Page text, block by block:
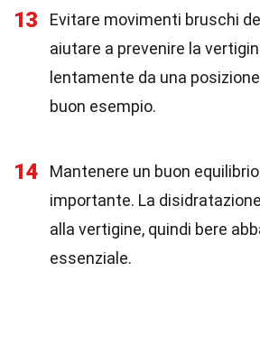
13
Evitare movimenti bruschi
aiutare a prevenire la
lentamente da una
buon esempio.
14
Mantenere un buon
importante. La
alla vertigine, quindi bere
essenziale.